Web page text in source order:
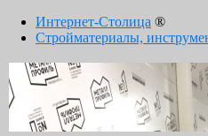
Интернет-Столица ®
Стройматериалы,